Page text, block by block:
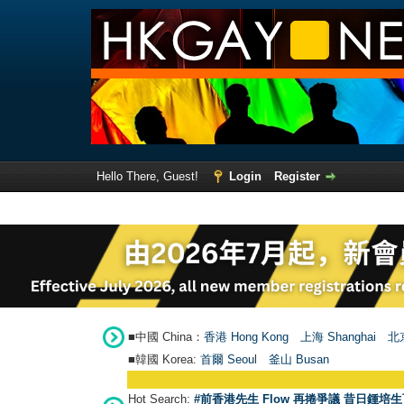
Hello There, Guest! Login Register
■中國 China： 香港 Hong Kong 上海 Shanghai
北
■韓國 Korea: 首爾 Seou 釜山 Busan
Hot Search: #前香港先生 Flow 再捲爭議 昔日鍾培